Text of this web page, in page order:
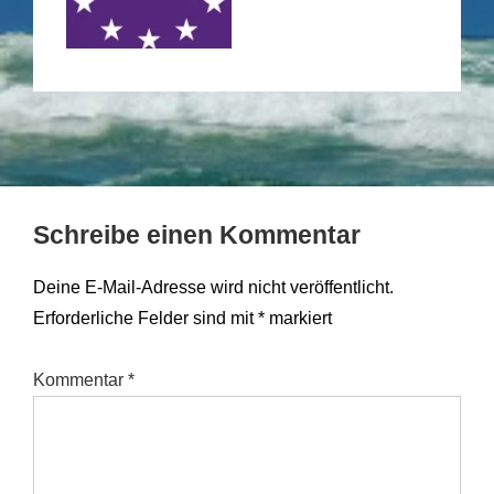
Schreibe einen Kommentar
Deine E-Mail-Adresse wird nicht veröffentlicht.
Erforderliche Felder sind mit* markiert
Kommentar *